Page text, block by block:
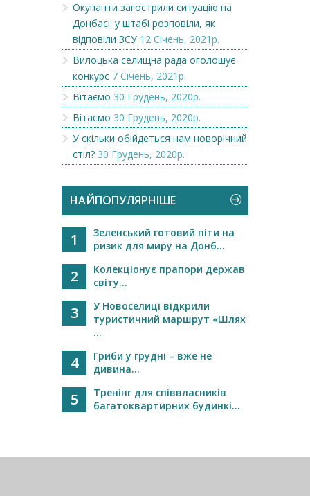
Окупанти загострили ситуацію на
Донбасі: у штабі розповіли, як
відповіли ЗСУ 12 Січень, 2021р.
Вилоцька селищна рада оголошує
конкурс 7 Січень, 2021р.
Вітаємо 30 Грудень, 2020р.
Вітаємо 30 Грудень, 2020р.
У скільки обійдеться нам новорічний
стіл? 30 Грудень, 2020р.
НАЙПОПУЛЯРНІШЕ
1
Зеленський готовий піти на
ризик для миру на Донб...
2
Колекціонує прапори держав
світу...
3
У Новоселиці відкрили
туристичний маршрут «Шлях
...
4
Гриби у грудні – вже не
дивина...
5
Тренінг для співвласників
багатоквартирних будинкі...